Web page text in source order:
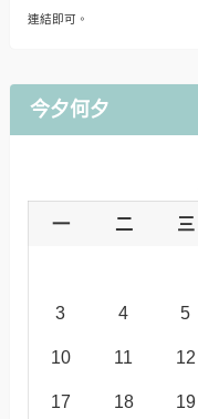
連結即可。
今夕何夕
一 二 三
3 4 5
10 11 12
17 18 19